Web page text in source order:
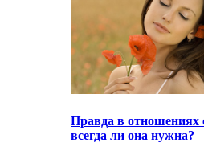
Правда в
всегда ли она нужна?